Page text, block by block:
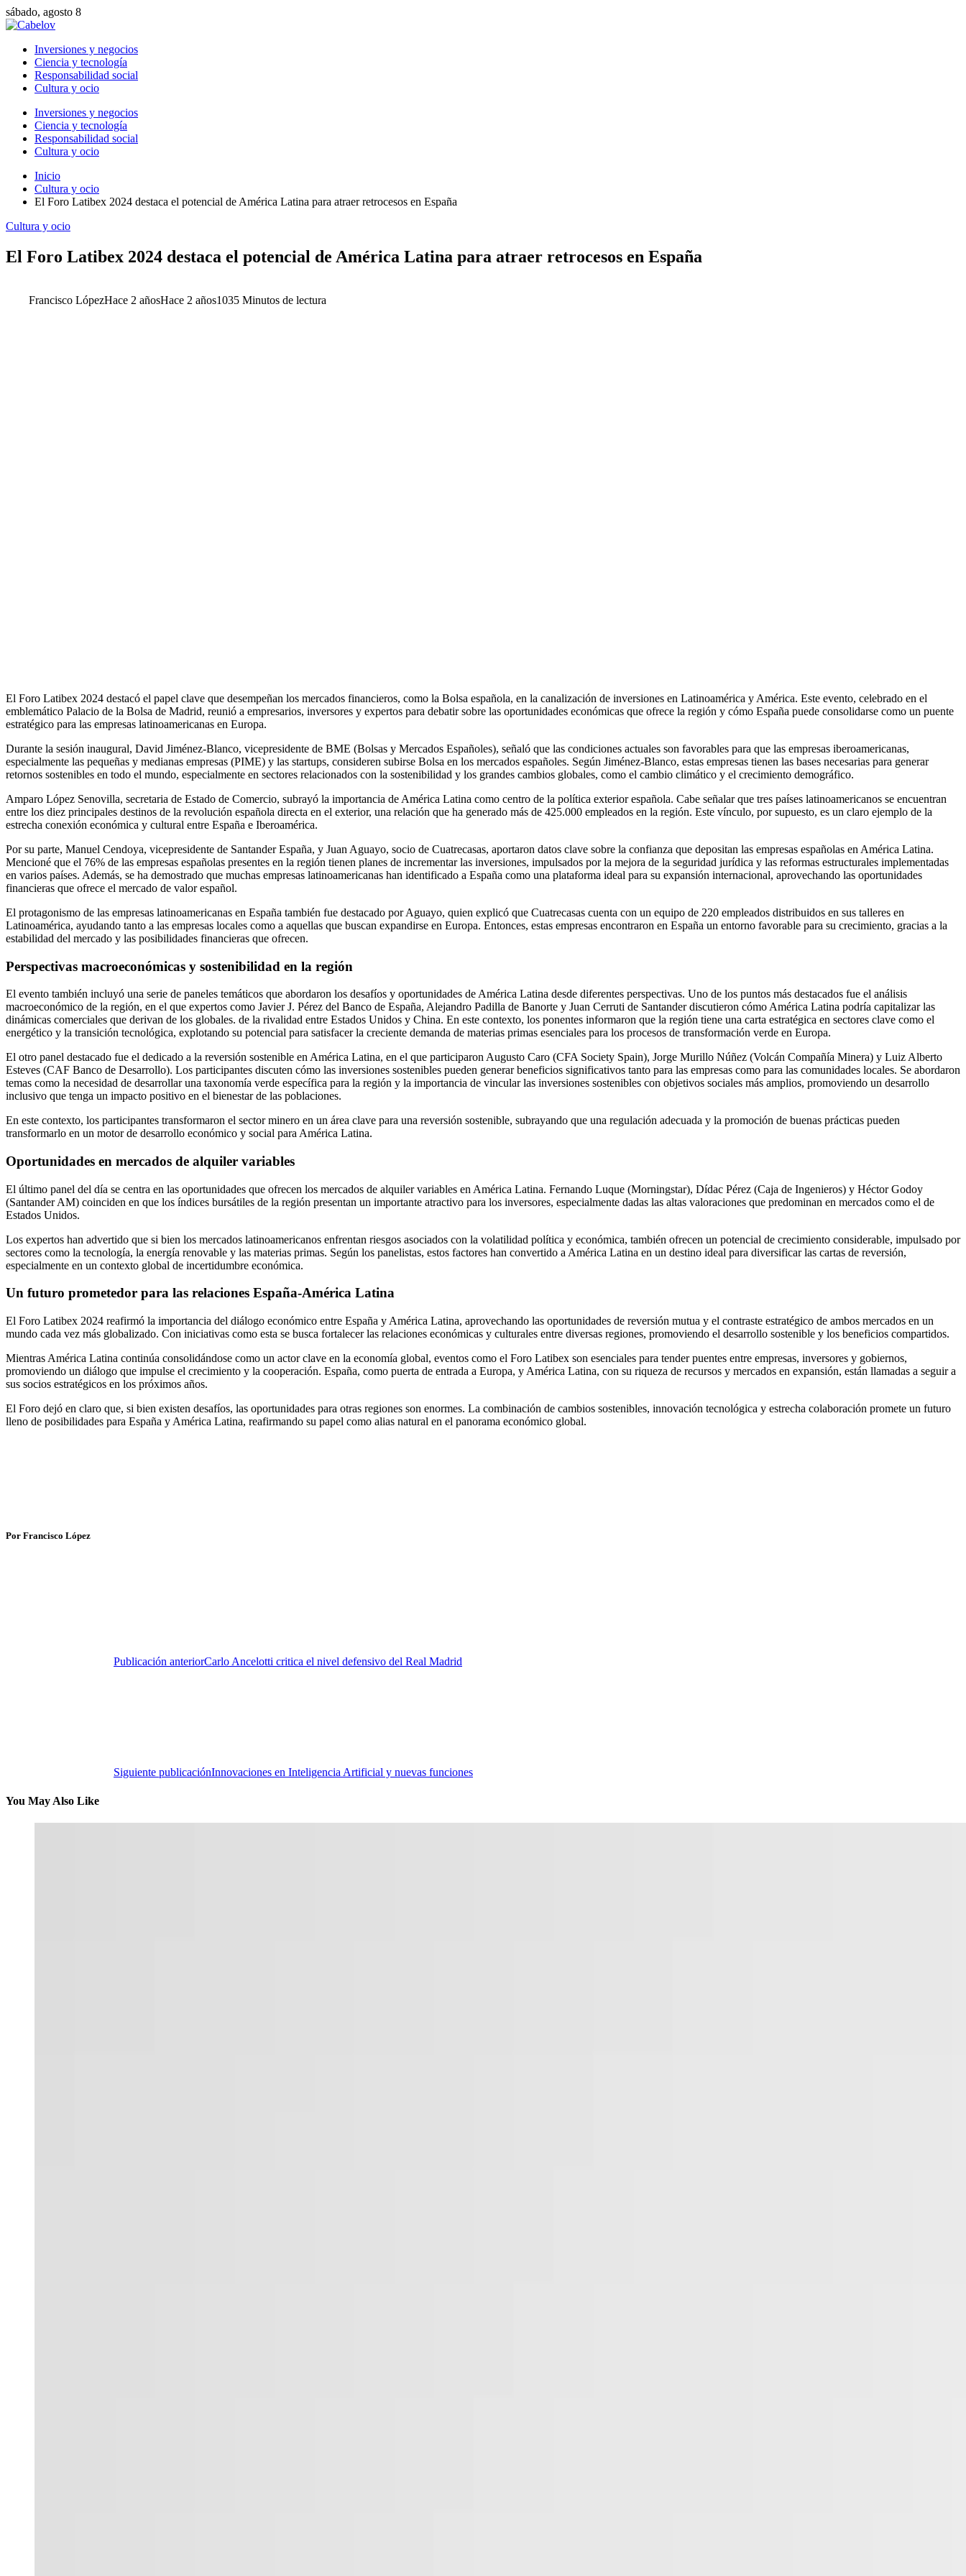
sábado, agosto 8
Inversiones y negocios
Ciencia y tecnología
Responsabilidad social
Cultura y ocio
Inversiones y negocios
Ciencia y tecnología
Responsabilidad social
Cultura y ocio
Inicio
Cultura y ocio
El Foro Latibex 2024 destaca el potencial de América Latina para atraer retrocesos en España
Cultura y ocio
El Foro Latibex 2024 destaca el potencial de América Latina para atraer retrocesos en España
Francisco LópezHace 2 añosHace 2 años1035 Minutos de lectura
El Foro Latibex 2024 destacó el papel clave que desempeñan los mercados financieros, como la Bolsa española, en la canalización de inversiones en Latinoamérica y América. Este evento, celebrado en el
emblemático Palacio de la Bolsa de Madrid, reunió a empresarios, inversores y expertos para debatir sobre las oportunidades económicas que ofrece la región y cómo España puede consolidarse como un puente
estratégico para las empresas latinoamericanas en Europa.
Durante la sesión inaugural, David Jiménez-Blanco, vicepresidente de BME (Bolsas y Mercados Españoles), señaló que las condiciones actuales son favorables para que las empresas iberoamericanas,
especialmente las pequeñas y medianas empresas (PIME) y las startups, consideren subirse Bolsa en los mercados españoles. Según Jiménez-Blanco, estas empresas tienen las bases necesarias para generar
retornos sostenibles en todo el mundo, especialmente en sectores relacionados con la sostenibilidad y los grandes cambios globales, como el cambio climático y el crecimiento demográfico.
Amparo López Senovilla, secretaria de Estado de Comercio, subrayó la importancia de América Latina como centro de la política exterior española. Cabe señalar que tres países latinoamericanos se encuentran
entre los diez principales destinos de la revolución española directa en el exterior, una relación que ha generado más de 425.000 empleados en la región. Este vínculo, por supuesto, es un claro ejemplo de la
estrecha conexión económica y cultural entre España e Iberoamérica.
Por su parte, Manuel Cendoya, vicepresidente de Santander España, y Juan Aguayo, socio de Cuatrecasas, aportaron datos clave sobre la confianza que depositan las empresas españolas en América Latina.
Mencioné que el 76% de las empresas españolas presentes en la región tienen planes de incrementar las inversiones, impulsados ​​por la mejora de la seguridad jurídica y las reformas estructurales implementadas
en varios países. Además, se ha demostrado que muchas empresas latinoamericanas han identificado a España como una plataforma ideal para su expansión internacional, aprovechando las oportunidades
financieras que ofrece el mercado de valor español.
El protagonismo de las empresas latinoamericanas en España también fue destacado por Aguayo, quien explicó que Cuatrecasas cuenta con un equipo de 220 empleados distribuidos en sus talleres en
Latinoamérica, ayudando tanto a las empresas locales como a aquellas que buscan expandirse en Europa. Entonces, estas empresas encontraron en España un entorno favorable para su crecimiento, gracias a la
estabilidad del mercado y las posibilidades financieras que ofrecen.
Perspectivas macroeconómicas y sostenibilidad en la región
El evento también incluyó una serie de paneles temáticos que abordaron los desafíos y oportunidades de América Latina desde diferentes perspectivas. Uno de los puntos más destacados fue el análisis
macroeconómico de la región, en el que expertos como Javier J. Pérez del Banco de España, Alejandro Padilla de Banorte y Juan Cerruti de Santander discutieron cómo América Latina podría capitalizar las
dinámicas comerciales que derivan de los globales. de la rivalidad entre Estados Unidos y China. En este contexto, los ponentes informaron que la región tiene una carta estratégica en sectores clave como el
energético y la transición tecnológica, explotando su potencial para satisfacer la creciente demanda de materias primas esenciales para los procesos de transformación verde en Europa.
El otro panel destacado fue el dedicado a la reversión sostenible en América Latina, en el que participaron Augusto Caro (CFA Society Spain), Jorge Murillo Núñez (Volcán Compañía Minera) y Luiz Alberto
Esteves (CAF Banco de Desarrollo). Los participantes discuten cómo las inversiones sostenibles pueden generar beneficios significativos tanto para las empresas como para las comunidades locales. Se abordaron
temas como la necesidad de desarrollar una taxonomía verde específica para la región y la importancia de vincular las inversiones sostenibles con objetivos sociales más amplios, promoviendo un desarrollo
inclusivo que tenga un impacto positivo en el bienestar de las poblaciones.
En este contexto, los participantes transformaron el sector minero en un área clave para una reversión sostenible, subrayando que una regulación adecuada y la promoción de buenas prácticas pueden
transformarlo en un motor de desarrollo económico y social para América Latina.
Oportunidades en mercados de alquiler variables
El último panel del día se centra en las oportunidades que ofrecen los mercados de alquiler variables en América Latina. Fernando Luque (Morningstar), Dídac Pérez (Caja de Ingenieros) y Héctor Godoy
(Santander AM) coinciden en que los índices bursátiles de la región presentan un importante atractivo para los inversores, especialmente dadas las altas valoraciones que predominan en mercados como el de
Estados Unidos.
Los expertos han advertido que si bien los mercados latinoamericanos enfrentan riesgos asociados con la volatilidad política y económica, también ofrecen un potencial de crecimiento considerable, impulsado por
sectores como la tecnología, la energía renovable y las materias primas. Según los panelistas, estos factores han convertido a América Latina en un destino ideal para diversificar las cartas de reversión,
especialmente en un contexto global de incertidumbre económica.
Un futuro prometedor para las relaciones España-América Latina
El Foro Latibex 2024 reafirmó la importancia del diálogo económico entre España y América Latina, aprovechando las oportunidades de reversión mutua y el contraste estratégico de ambos mercados en un
mundo cada vez más globalizado. Con iniciativas como esta se busca fortalecer las relaciones económicas y culturales entre diversas regiones, promoviendo el desarrollo sostenible y los beneficios compartidos.
Mientras América Latina continúa consolidándose como un actor clave en la economía global, eventos como el Foro Latibex son esenciales para tender puentes entre empresas, inversores y gobiernos,
promoviendo un diálogo que impulse el crecimiento y la cooperación. España, como puerta de entrada a Europa, y América Latina, con su riqueza de recursos y mercados en expansión, están llamadas a seguir a
sus socios estratégicos en los próximos años.
El Foro dejó en claro que, si bien existen desafíos, las oportunidades para otras regiones son enormes. La combinación de cambios sostenibles, innovación tecnológica y estrecha colaboración promete un futuro
lleno de posibilidades para España y América Latina, reafirmando su papel como alias natural en el panorama económico global.
Por Francisco López
Publicación anteriorCarlo Ancelotti critica el nivel defensivo del Real Madrid
Siguiente publicaciónInnovaciones en Inteligencia Artificial y nuevas funciones
You May Also Like